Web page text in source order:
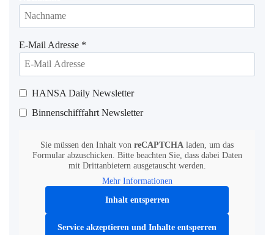
E-Mail Adresse *
HANSA Daily Newsletter
Binnenschifffahrt Newsletter
Sie müssen den Inhalt von reCAPTCHA laden, um das
Formular abzuschicken. Bitte beachten Sie, dass dabei Daten
mit Drittanbietern ausgetauscht werden.
Mehr Informationen
Inhalt entsperren
Service akzeptieren und Inhalte entsperren